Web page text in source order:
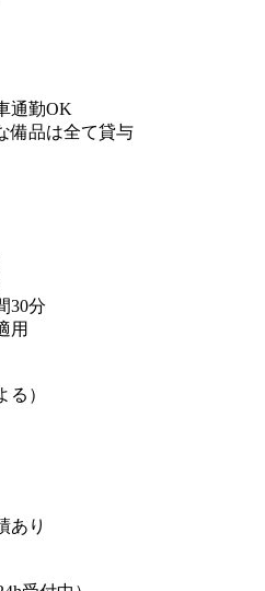
通勤OK
備品は全て貸与
30分
用
）
あり